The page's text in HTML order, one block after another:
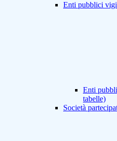
Enti pubblici
Enti
tabelle)
Società